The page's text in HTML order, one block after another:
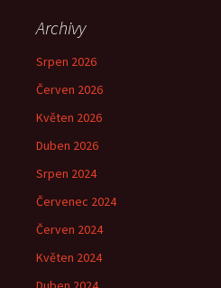
Archivy
Srpen 2026
Červen 2026
Květen 2026
Duben 2026
Srpen 2024
Červenec 2024
Červen 2024
Květen 2024